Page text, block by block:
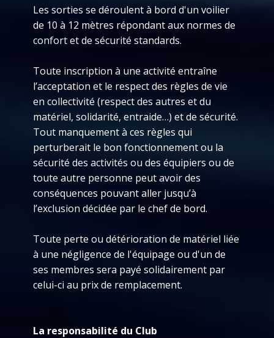
Les sorties se déroulent à bord d'un voilier
de 10 à 12 mètres répondant aux normes de
confort et de sécurité standards.
Toute inscription à une activité entraîne
l’acceptation et le respect des règles de vie
en collectivité (respect des autres et du
matériel, solidarité, entraide…) et de sécurité.
Tout manquement à ces règles qui
perturberait le bon fonctionnement ou la
sécurité des activités ou des équipiers ou de
toute autre personne peut avoir des
conséquences pouvant aller jusqu’à
l’exclusion décidée par le chef de bord.
Toute perte ou détérioration de matériel liée
à une négligence de l'équipage ou d'un de
ses membres sera payé solidairement par
celui-ci au prix de remplacement.
La responsabilité du Club